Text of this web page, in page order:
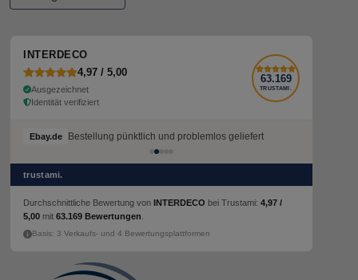
INTERDECO
4,97 / 5,00
Ausgezeichnet
Identität verifiziert
63.169
TRUSTAMI.
Ebay.de Bestellung pünktlich und problemlos geliefert
Ebay.de Bestellung pünktlich und problemlos geliefert
trustami.
Durchschnittliche Bewertung von INTERDECO bei Trustami: 4,97 /
5,00 mit 63.169 Bewertungen.
Basis: 3 Verkaufs- und 4 Bewertungsplattformen